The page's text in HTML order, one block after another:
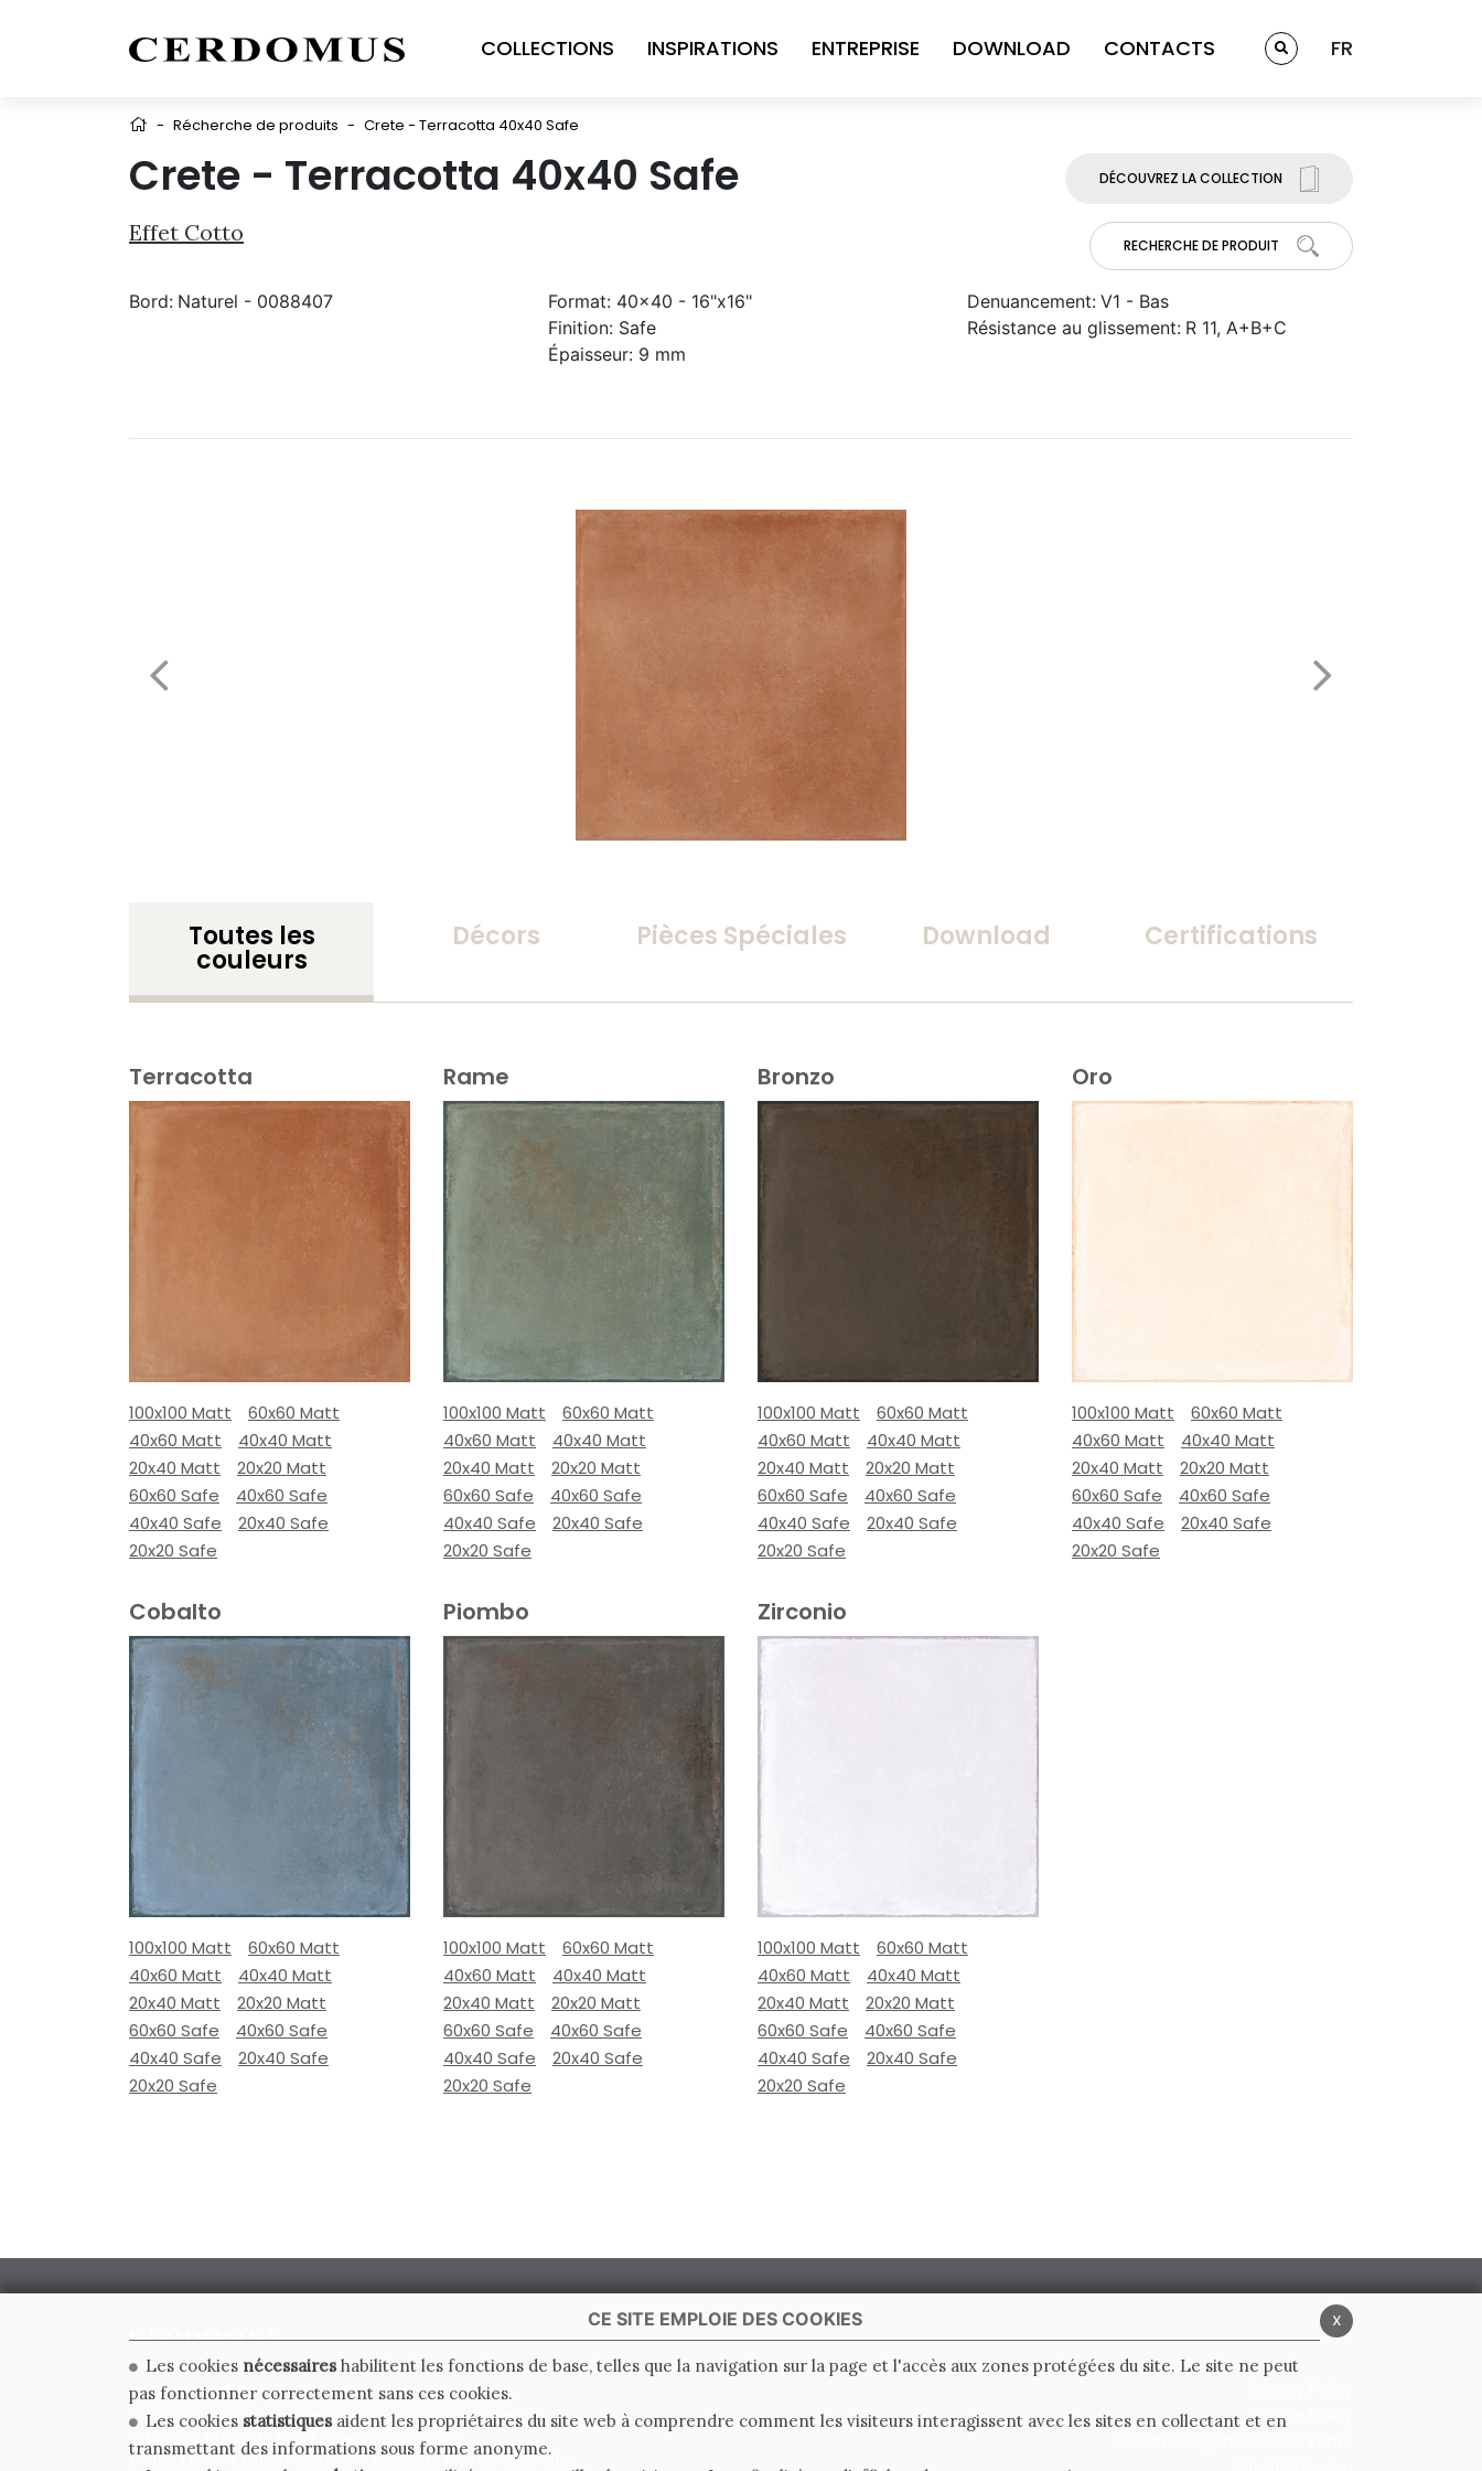
COLLECTIONS INSPIRATIONS ENTREPRISE DOWNLOAD CONTACTS FR
- Récherche de produits - Crete - Terracotta 40x40 Safe
Crete - Terracotta 40x40 Safe
Effet Cotto
DÉCOUVREZ LA COLLECTION
RECHERCHE DE PRODUIT
Bord: Naturel - 0088407 Format: 40x40 - 16"x16"
Finition: Safe
Épaisseur: 9 mm
Denuancement: V1 - Bas
Résistance au glissement: R 11, A+B+C
Toutes les
couleurs
Décors Pièces Spéciales Download Certifications
Terracotta
100x100 Matt
60x60 Matt
40x60 Matt
40x40 Matt
20x40 Matt
20x20 Matt
60x60 Safe
40x60 Safe
40x40 Safe
20x40 Safe
20x20 Safe
Rame
100x100 Matt
60x60 Matt
40x60 Matt
40x40 Matt
20x40 Matt
20x20 Matt
60x60 Safe
40x60 Safe
40x40 Safe
20x40 Safe
20x20 Safe
Bronzo
100x100 Matt
60x60 Matt
40x60 Matt
40x40 Matt
20x40 Matt
20x20 Matt
60x60 Safe
40x60 Safe
40x40 Safe
20x40 Safe
20x20 Safe
Oro
100x100 Matt
60x60 Matt
40x60 Matt
40x40 Matt
20x40 Matt
20x20 Matt
60x60 Safe
40x60 Safe
40x40 Safe
20x40 Safe
20x20 Safe
Cobalto
100x100 Matt
60x60 Matt
40x60 Matt
40x40 Matt
20x40 Matt
20x20 Matt
60x60 Safe
40x60 Safe
40x40 Safe
20x40 Safe
20x20 Safe
Piombo
100x100 Matt
60x60 Matt
40x60 Matt
40x40 Matt
20x40 Matt
20x20 Matt
60x60 Safe
40x60 Safe
40x40 Safe
20x40 Safe
20x20 Safe
Zirconio
100x100 Matt
60x60 Matt
40x60 Matt
40x40 Matt
20x40 Matt
20x20 Matt
60x60 Safe
40x60 Safe
40x40 Safe
20x40 Safe
20x20 Safe
CERDOMUS S.R.L.
Via Emilia Ponente, 1000 - 48014 Castel Bolognese (RA) Italy
Tel. +39.0546.652111 - Email: info@cerdomus.com
Codice Fiscale e numero iscrizione al registro imprese di Ravenna
Cookie Policy
x
CE SITE EMPLOIE DES COOKIES
Les cookies nécessaireshabilitent les fonctions de base, telles que la navigation sur la page et l'accès aux zones protégées du site. Le site ne peut
pas fonctionner correctement sans ces cookies.
Les cookies statistiquesaident les propriétaires du site web à comprendre comment les visiteurs interagissent avec les sites en collectant et en
transmettant des informations sous forme anonyme.